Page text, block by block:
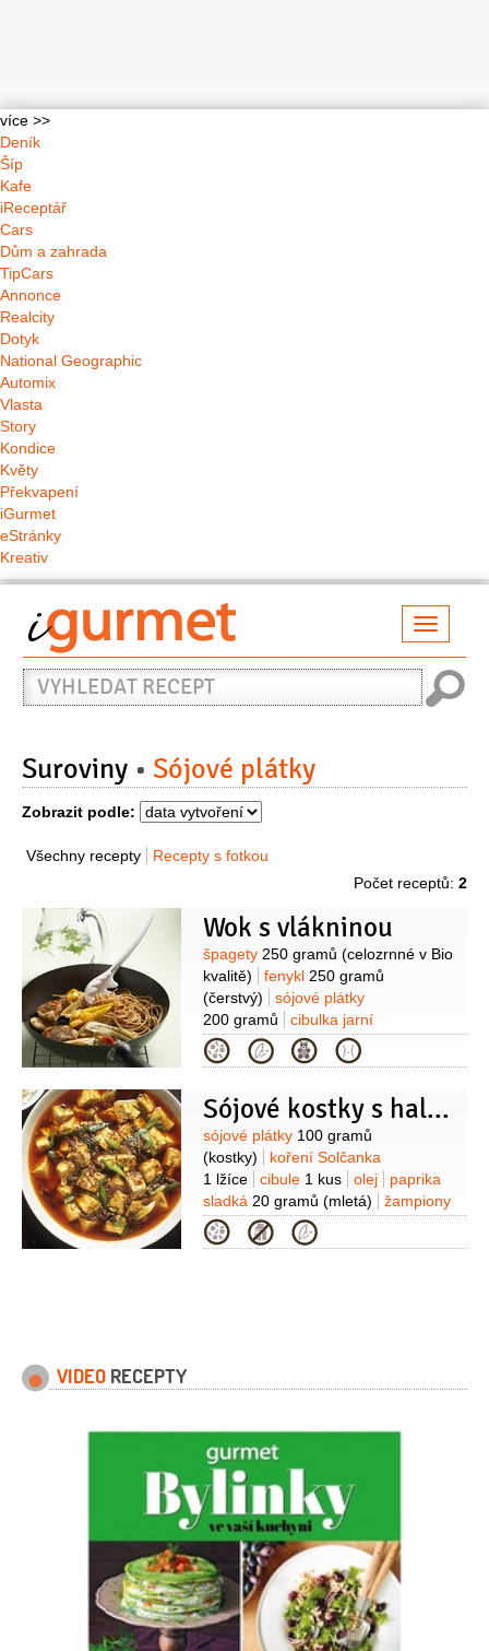
více >>
Deník
Šíp
Kafe
iReceptář
Cars
Dům a zahrada
TipCars
Annonce
Realcity
Dotyk
National Geographic
Automix
Vlasta
Story
Kondice
Květy
Překvapení
iGurmet
eStránky
Kreativ
Vyhledat
recept
Suroviny Sójové plátky
Zobrazit podle:
Všechny recepty
Recepty s fotkou
Počet receptů: 2
Wok s vlákninou
Suroviny
špagety 250 gramů (celozrnné v Bio
kvalitě)
fenykl 250 gramů
(čerstvý)
sójové plátky
200 gramů
cibulka jarní
2 kusy
rajčátka cherry
150 gramů
paprika žlutá
2 lžíce
rajčatový protlak
1 balení
olej olivový
Kategorie
Sójové kostky s haluškami
Suroviny
sójové plátky 100 gramů
(kostky)
koření Solčanka
1 lžíce
cibule 1 kus olej
paprika
sladká 20 gramů (mletá)
žampiony
100 gramů
paprika zelená
2 kusy
mouka pšeničná polohrubá
Kategorie
VIDEO RECEPTY